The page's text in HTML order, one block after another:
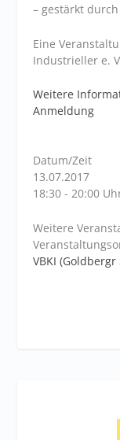
– gestärkt
Eine
Industrieller e.
Weitere
Anmeldung
Datum/Zeit
13.07.2017
18:30 - 20:00
Weitere
VBKI (Goldbergr